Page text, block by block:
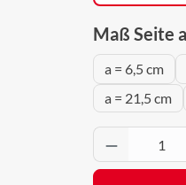
Maß Seite
a = 6,5 cm
a = 21,5 cm
Produkt